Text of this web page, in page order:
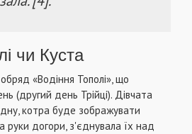
чи Куста
«Водіння Тополі», що
(другий день Трійці). Дівчата
котра буде зображувати
руки догори, з'єднувала їх над